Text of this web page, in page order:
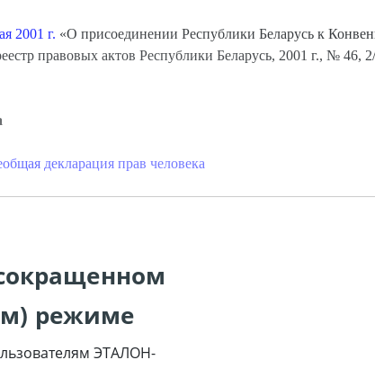
2001 г. «О присоединении Республики Беларусь к
правовых актов Республики Беларусь, 2001 г., № 46,
декларация прав человека
режиме
ЭТАЛОН-